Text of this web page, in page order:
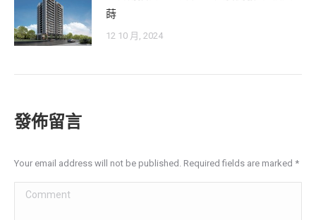
蒔
12 10 月, 2024
發佈留言
Your email address will not be published. Required fields are marked *
Comment